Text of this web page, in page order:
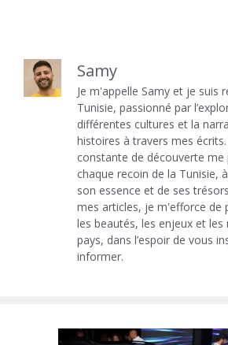
Samy
Je m'appelle Samy et je suis
Tunisie, passionné par
différentes cultures et la
histoires à travers mes
constante de découverte
chaque recoin de la Tunisie,
son essence et de ses
mes articles, je m'efforce de
les beautés, les enjeux et
pays, dans l’espoir de vous
informer.